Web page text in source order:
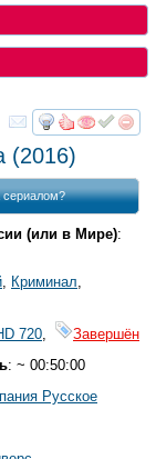
смотреть
(2016)
сериалом?
(или в Мире):
Криминал
720
Завершён
: ~ 00:50:00
Русское